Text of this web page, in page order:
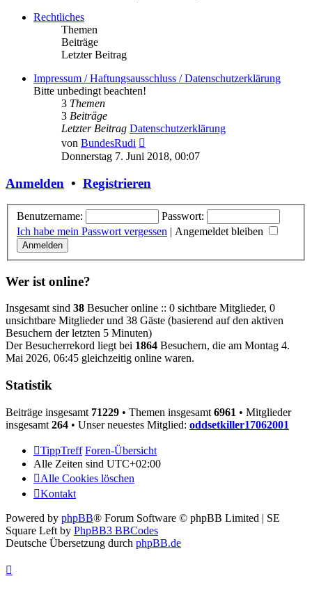
Rechtliches
Themen
Beiträge
Letzter Beitrag
Impressum / Haftungsausschluss / Datenschutzerklärung
Bitte unbedingt beachten!
3 Themen
3 Beiträge
Letzter Beitrag Datenschutzerklärung
von BundesRudi
Beitrag
Donnerstag 7. Juni 2018, 00:07
Anmelden • Registrieren
Benutzername:
Passwort:
Ich habe mein Passwort vergessen | Angemeldet bleiben
Wer ist online?
Insgesamt sind 38 Besucher online :: 0 sichtbare Mitglieder, 0
unsichtbare Mitglieder und 38 Gäste (basierend auf den aktiven
Besuchern der letzten 5 Minuten)
Der Besucherrekord liegt bei 1864 Besuchern, die am Montag 4.
Mai 2026, 06:45 gleichzeitig online waren.
Statistik
Beiträge insgesamt 71229 • Themen insgesamt 6961 • Mitglieder
insgesamt 264 • Unser neuestes Mitglied: oddsetkiller17062001
TippTreff Foren-Übersicht
Alle Zeiten sind UTC+02:00
Alle Cookies löschen
Kontakt
Powered by phpBB® Forum Software © phpBB Limited | SE
Square Left by PhpBB3 BBCodes
Deutsche Übersetzung durch phpBB.de